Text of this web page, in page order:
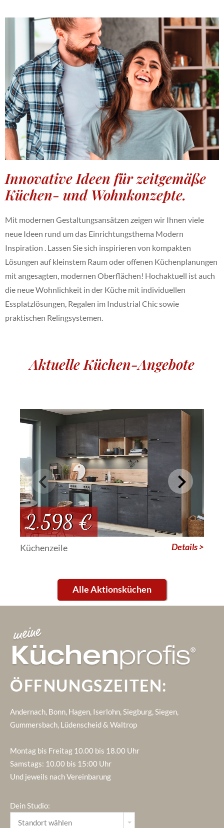
Innovative Ideen für zeitgemäße
Küchen- und Wohnkonzepte.
Mit modernen Gestaltungsansätzen zeigen wir Ihnen viele
neue Ideen rund um das Einrichtungsthema Modern
Inspiration . Lassen Sie sich inspirieren von kompakten
Lösungen auf kleinstem Raum oder offenen Küchenplanungen
mit angesagten, modernen Oberflächen! Hochaktuell ist auch
die neue Wohnlichkeit in der Küche mit individuellen
Essplatzlösungen, Regalen im Industrial Chic sowie
praktischen Relingsystemen.
Aktuelle Küchen-Angebote
2.598 €
Küchenzeile Details >
Alle Aktionsküchen
ÖFFNUNGSZEITEN:
Andernach, Bonn, Hagen, Iserlohn, Siegburg, Siegen,
Gummersbach, Lüdenscheid & Waltrop
Montag bis Freitag 10.00 bis 18.00 Uhr
Samstags: 10.00 bis 15:00 Uhr
Und jeweils nach Vereinbarung
Dein Studio: